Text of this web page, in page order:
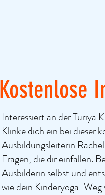
Interessiert an der Turiya
Klinke dich ein bei dieser
Ausbildungsleiterin
Fragen, die dir einfallen.
Ausbilderin selbst und
wie dein Kinderyoga-Weg
Kostenlose